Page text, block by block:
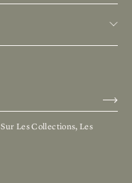
Les Collections, Les